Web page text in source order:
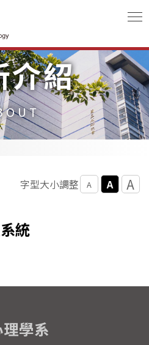
介紹
字型大小調整 A A A
統
學系